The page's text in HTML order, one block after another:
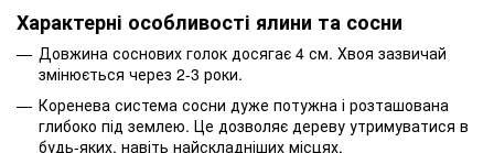
Характерні особливості ялини та сосни
Довжина соснових голок досягає 4 см. Хвоя зазвичай
змінюється через 2-3 роки.
Коренева система сосни дуже потужна і розташована
глибоко під землею. Це дозволяє дереву утримуватися в
будь-яких, навіть найскладніших місцях.